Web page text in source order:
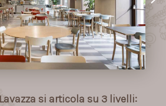
si articola su 3 livelli: